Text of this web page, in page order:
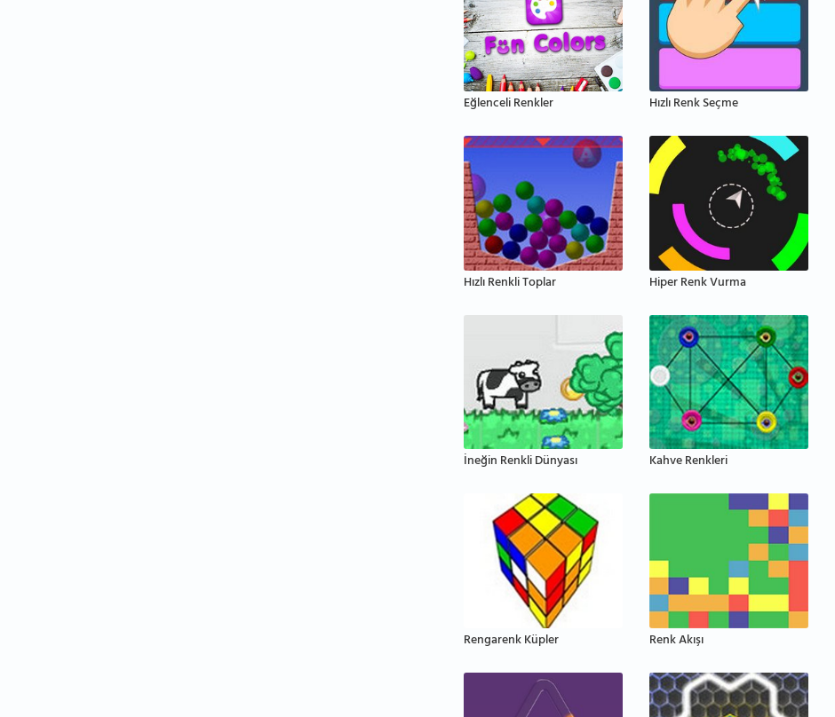
Eğlenceli Renkler Hızlı Renk Seçme
Hızlı Renkli Toplar Hiper Renk Vurma
İneğin Renkli Dünyası Kahve Renkleri
Rengarenk Küpler Renk Akışı